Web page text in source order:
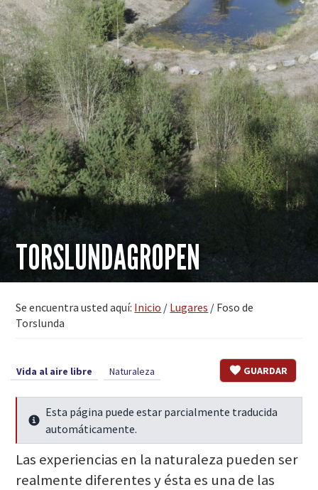
TORSLUNDAGROPEN
Se encuentra usted aquí: Inicio / Lugares / Foso de
Torslunda
GUARDAR
Vida al aire libre Naturaleza
Seguir leyendo
Esta página puede estar parcialmente traducida
automáticamente.
Las experiencias en la naturaleza pueden ser
realmente diferentes y ésta es una de las